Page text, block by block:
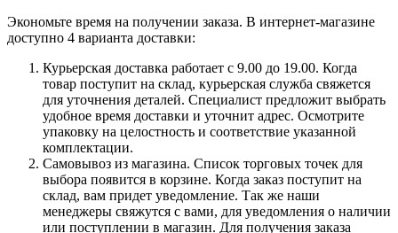
Экономьте время на получении заказа. В интернет-магазине
доступно 4 варианта доставки:
Курьерская доставка работает с 9.00 до 19.00. Когда
товар поступит на склад, курьерская служба свяжется
для уточнения деталей. Специалист предложит выбрать
удобное время доставки и уточнит адрес. Осмотрите
упаковку на целостность и соответствие указанной
комплектации.
Самовывоз из магазина. Список торговых точек для
выбора появится в корзине. Когда заказ поступит на
склад, вам придет уведомление. Так же наши
менеджеры свяжутся с вами, для уведомления о наличии
или поступлении в магазин. Для получения заказа